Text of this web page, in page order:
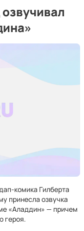
комика Гилберта
принесла озвучка
«Аладдин» — причем
героя.